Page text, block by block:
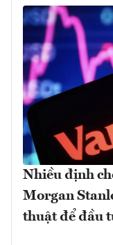
Nhiều định
Morgan
thuật để đầu